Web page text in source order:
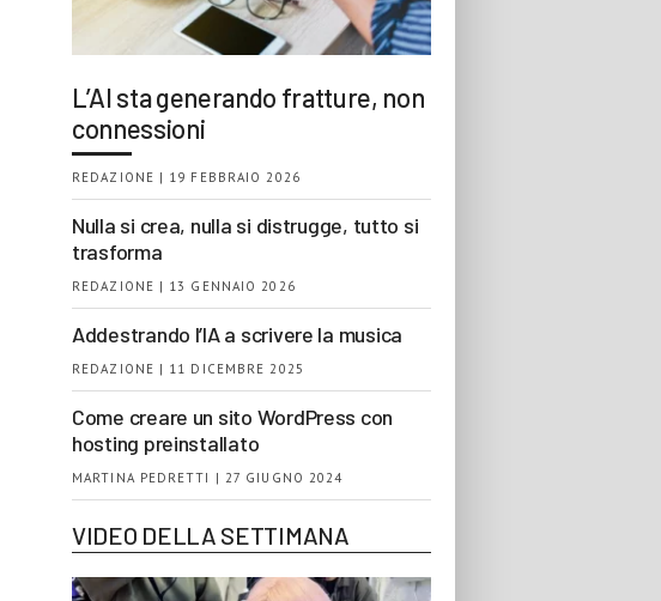
L’AI sta generando fratture, non
connessioni
REDAZIONE | 19 FEBBRAIO 2026
Nulla si crea, nulla si distrugge, tutto si
trasforma
REDAZIONE | 13 GENNAIO 2026
Addestrando l’IA a scrivere la musica
REDAZIONE | 11 DICEMBRE 2025
Come creare un sito WordPress con
hosting preinstallato
MARTINA PEDRETTI | 27 GIUGNO 2024
VIDEO DELLA SETTIMANA